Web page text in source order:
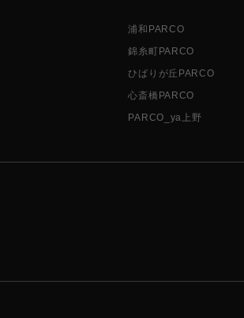
浦和PARCO
錦糸町PARCO
ひばりが丘PARCO
心斎橋PARCO
PARCO_ya上野